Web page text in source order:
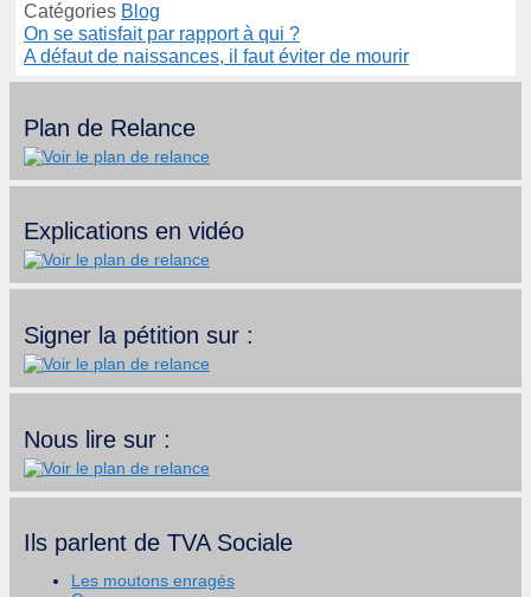
Catégories Blog
On se satisfait par rapport à qui ?
A défaut de naissances, il faut éviter de mourir
Plan de Relance
Explications en vidéo
Signer la pétition sur :
Nous lire sur :
Ils parlent de TVA Sociale
Les moutons enragés